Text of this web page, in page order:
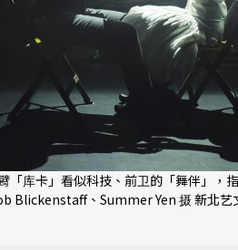
「库卡」看似科技、前卫的「舞伴」，
Blickenstaff、Summer Yen 摄 新北艺